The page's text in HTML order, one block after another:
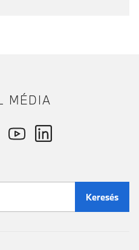
MÉDIA
Keresés